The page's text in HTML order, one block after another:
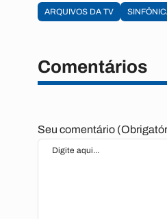
ARQUIVOS DA TV
Comentários
Seu comentário